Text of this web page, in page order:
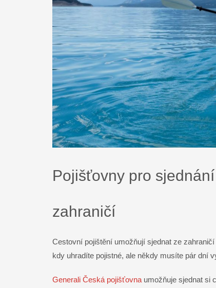
Pojišťovny pro
zahraničí
Cestovní pojištění umožňují sjednat ze
kdy uhradíte pojistné, ale někdy musíte pár dní
Generali Česká pojišťovna umožňuje sjednat si